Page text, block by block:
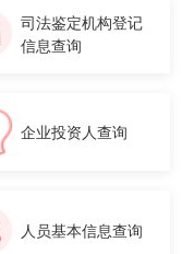
司法鉴定机构登记
信息查询
企业投资人查询
人员基本信息查询